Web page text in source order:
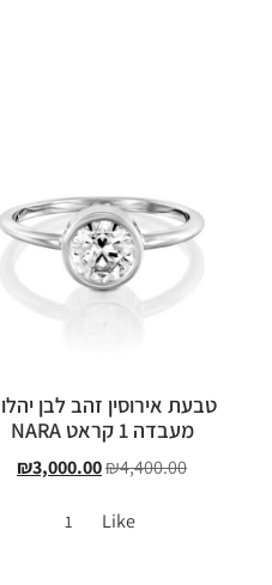
טבעת אירוסין זהב לבן
מעבדה 1 קראט NARA
₪4,400.00
₪3,000.00
Like
1